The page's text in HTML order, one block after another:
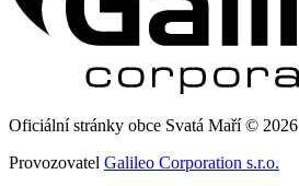
Oficiální stránky obce Svatá Maří © 2026
Provozovatel Galileo Corporation s.r.o.